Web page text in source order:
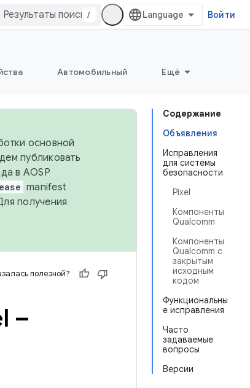
/ Войти
Автомобильный Ещё
Содержание
Объявления
Исправления
для системы
безопасности
Pixel
Компоненты
Qualcomm
Компоненты
Qualcomm с
закрытым
исходным
кодом
Функциональны
е исправления
Часто
задаваемые
вопросы
Версии
основной
публиковать
в AOSP
manifest
получения
полезной?
–